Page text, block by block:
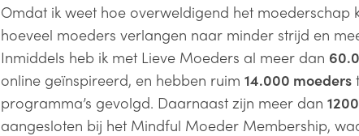
Omdat ik weet hoe overweldigend het moederschap
hoeveel moeders verlangen naar minder strijd en
Inmiddels heb ik met Lieve Moeders al meer dan
online geïnspireerd, en hebben ruim 14.000 moeders
programma’s gevolgd. Daarnaast zijn meer dan
aangesloten bij het Mindful Moeder Membership,